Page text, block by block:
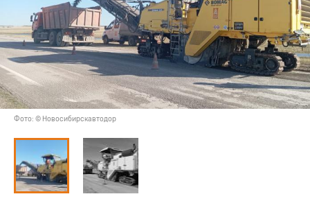
Фото: © Новосибирскавтодор